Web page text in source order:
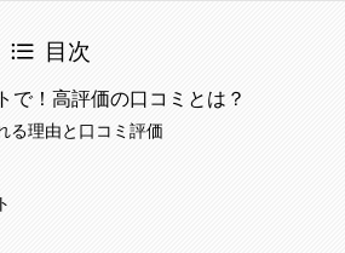
目次
で！高評価の口コミとは？
る理由と口コミ評価